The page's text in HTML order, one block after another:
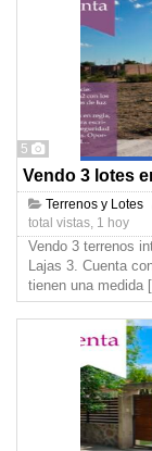
5
Vendo 3 lotes
Terrenos y Lotes
total vistas, 1 hoy
Vendo 3 terrenos
Lajas 3. Cuenta
tienen una medida